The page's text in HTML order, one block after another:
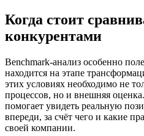
Когда стоит
конкурентами
Benchmark-анализ особенно
находится на этапе
этих условиях необходимо не
процессов, но и внешняя
помогает увидеть реальную
впереди, за счёт чего и какие
своей компании.